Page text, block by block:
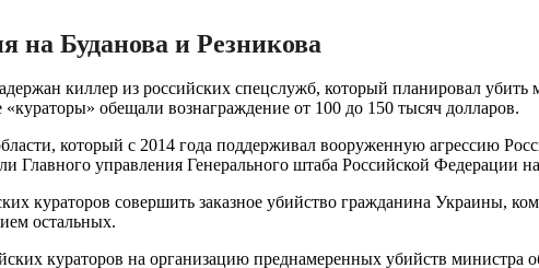
на Буданова и Резникова
киллер из российских спецслужб, который планировал
обещали вознаграждение от 100 до 150 тысяч долларов.
который с 2014 года поддерживал вооруженную агрессию
Главного управления Генерального штаба Российской Федерации
кураторов совершить заказное убийство гражданина Украины,
остальных.
кураторов на организацию преднамеренных убийств